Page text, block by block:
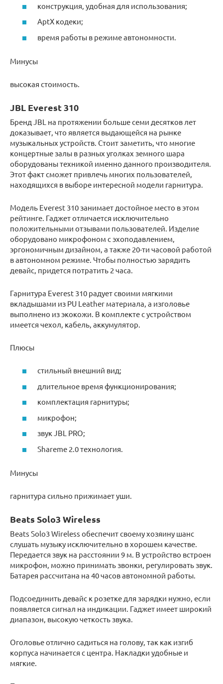
конструкция, удобная для использования;
AptX кодеки;
время работы в режиме автономности.
Минусы
высокая стоимость.
JBL Everest 310
Бренд JBL на протяжении больше семи десятков лет
доказывает, что является выдающейся на рынке
музыкальных устройств. Стоит заметить, что многие
концертные залы в разных уголках земного шара
оборудованы техникой именно данного производителя.
Этот факт сможет привлечь многих пользователей,
находящихся в выборе интересной модели гарнитура.
Модель Everest 310 занимает достойное место в этом
рейтинге. Гаджет отличается исключительно
положительными отзывами пользователей. Изделие
оборудовано микрофоном с эхоподавлением,
эргономичным дизайном, а также 20-ти часовой работой
в автономном режиме. Чтобы полностью зарядить
девайс, придется потратить 2 часа.
Гарнитура Everest 310 радует своими мягкими
вкладышами из PU Leather материала, а изголовье
выполнено из экокожи. В комплекте с устройством
имеется чехол, кабель, аккумулятор.
Плюсы
стильный внешний вид;
длительное время функционирования;
комплектация гарнитуры;
микрофон;
звук JBL PRO;
Shareme 2.0 технология.
Минусы
гарнитура сильно прижимает уши.
Beats Solo3 Wireless
Beats Solo3 Wireless обеспечит своему хозяину шанс
слушать музыку исключительно в хорошем качестве.
Передается звук на расстоянии 9 м. В устройство встроен
микрофон, можно принимать звонки, регулировать звук.
Батарея рассчитана на 40 часов автономной работы.
Подсоединить девайс к розетке для зарядки нужно, если
появляется сигнал на индикации. Гаджет имеет широкий
диапазон, высокую четкость звука.
Оголовье отлично садиться на голову, так как изгиб
корпуса начинается с центра. Накладки удобные и
мягкие.